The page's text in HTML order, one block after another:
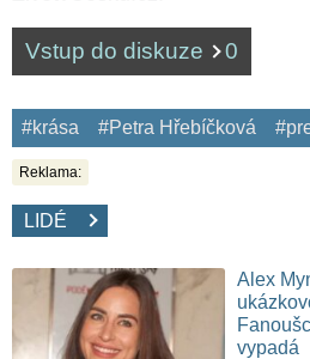
Vstup do diskuze 0
#krása #Petra Hřebíčková
Reklama:
LIDÉ
Alex
vypadá